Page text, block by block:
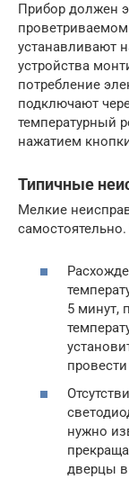
Прибор должен
устанавливают
устройства
потребление
подключают
температурный
нажатием
Типичные
Мелкие
5 минут,
нужно
дверцы